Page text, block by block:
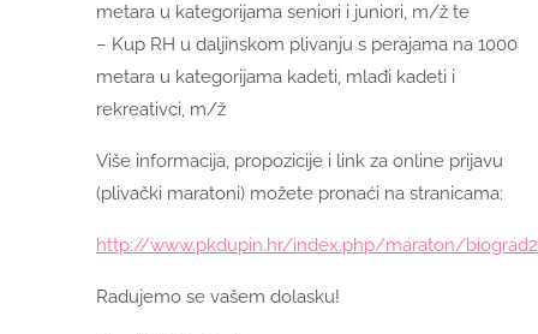
metara u kategorijama seniori i juniori, m/ž te
– Kup RH u daljinskom plivanju s perajama na 1000
metara u kategorijama kadeti, mlađi kadeti i
rekreativci, m/ž
Više informacija, propozicije i link za online prijavu
(plivački maratoni) možete pronaći na stranicama:
http://www.pkdupin.hr/index.php/maraton/
Radujemo se vašem dolasku!